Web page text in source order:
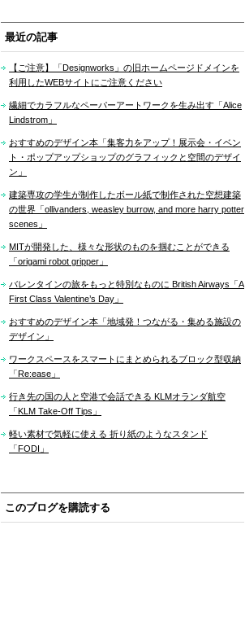
最近の記事
【ご注意】「Designworks」の旧ホームページドメインを
利用したWEBサイトにご注意ください
繊細でカラフルなペーパーアートワークを生み出す「Alice
Lindstrom」
おすすめのデザイン本「集客力をアップ！展示会・イベン
ト・ポップアップショップのグラフィックと空間のデザイ
ン」
建築専攻の学生が制作したボール紙で制作された空想建築
の世界「ollivanders, weasley burrow, and more harry potter
scenes」
MITが開発した、様々な形状のものを掴むことができる
「origami robot gripper」
バレンタインの旅をもっと特別なものに British Airways「A
First Class Valentine’s Day」
おすすめのデザイン本「地域発！つながる・集める施設の
デザイン」
ワークスペースをスマートにまとめられるブロック型収納
「Re:ease」
行き先の国の人と空港で会話できる KLMオランダ航空
「KLM Take-Off Tips」
軽い素材で気軽に使える 折り紙のようなスタンド
「FODI」
このブログを購読する